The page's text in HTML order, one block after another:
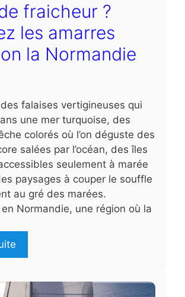
fraicheur ?
les amarres
la Normandie
falaises vertigineuses qui
une mer turquoise, des
colorés où l’on déguste des
salées par l’océan, des îles
seulement à marée
paysages à couper le souffle
au gré des marées.
Normandie, une région où la